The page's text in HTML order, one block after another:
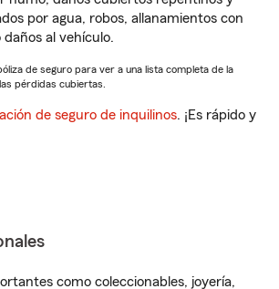
por agua, robos, allanamientos con
al vehículo.
de seguro para ver a una lista completa de la
pérdidas cubiertas.
de seguro de inquilinos. ¡Es rápido y
como coleccionables, joyería,